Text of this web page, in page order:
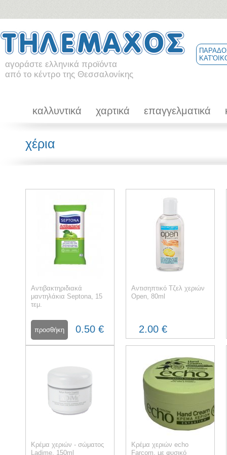
αγοράστε ελληνικά προϊόντα
από το κέντρο της Θεσσαλονίκης
καλλυντικά χαρτικά επαγγελματικά
χέρια
Αντιβακτηριδιακά
μαντηλάκια Septona, 15
τεμ.
0.50 €
Αντισηπτικό Τζελ χεριών
Open, 80ml
2.00 €
Κρέμα χεριών - σώματος
Ladime, 150ml
Κρέμα χεριών echo
Farcom, με φυσικό